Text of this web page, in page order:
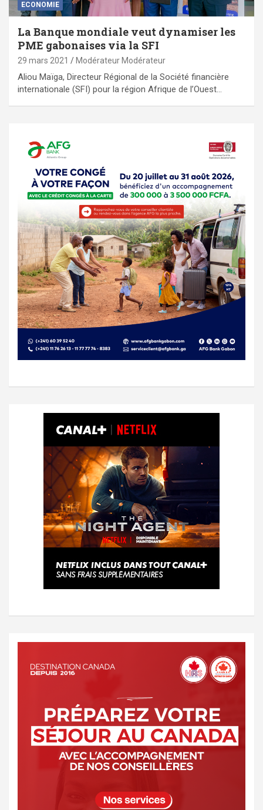
ECONOMIE
La Banque mondiale veut dynamiser les
PME gabonaises via la SFI
29 mars 2021 Modérateur Modérateur
Aliou Maïga, Directeur Régional de la Société financière
internationale (SFI) pour la région Afrique de l’Ouest…